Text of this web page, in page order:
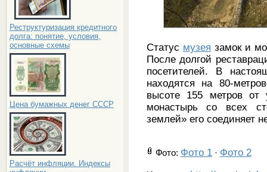
Реструктуризация кредитного
долга: понятие, условия,
основные схемы
Цена бумажных денег СССР
Расчёт инфляции. Индексы
Статус музея замок и
После долгой
посетителей. В
находятся на 80-
высоте 155 метров
монастырь со всех
землей» его соединяет
Фото: Фото 1· Фото 2